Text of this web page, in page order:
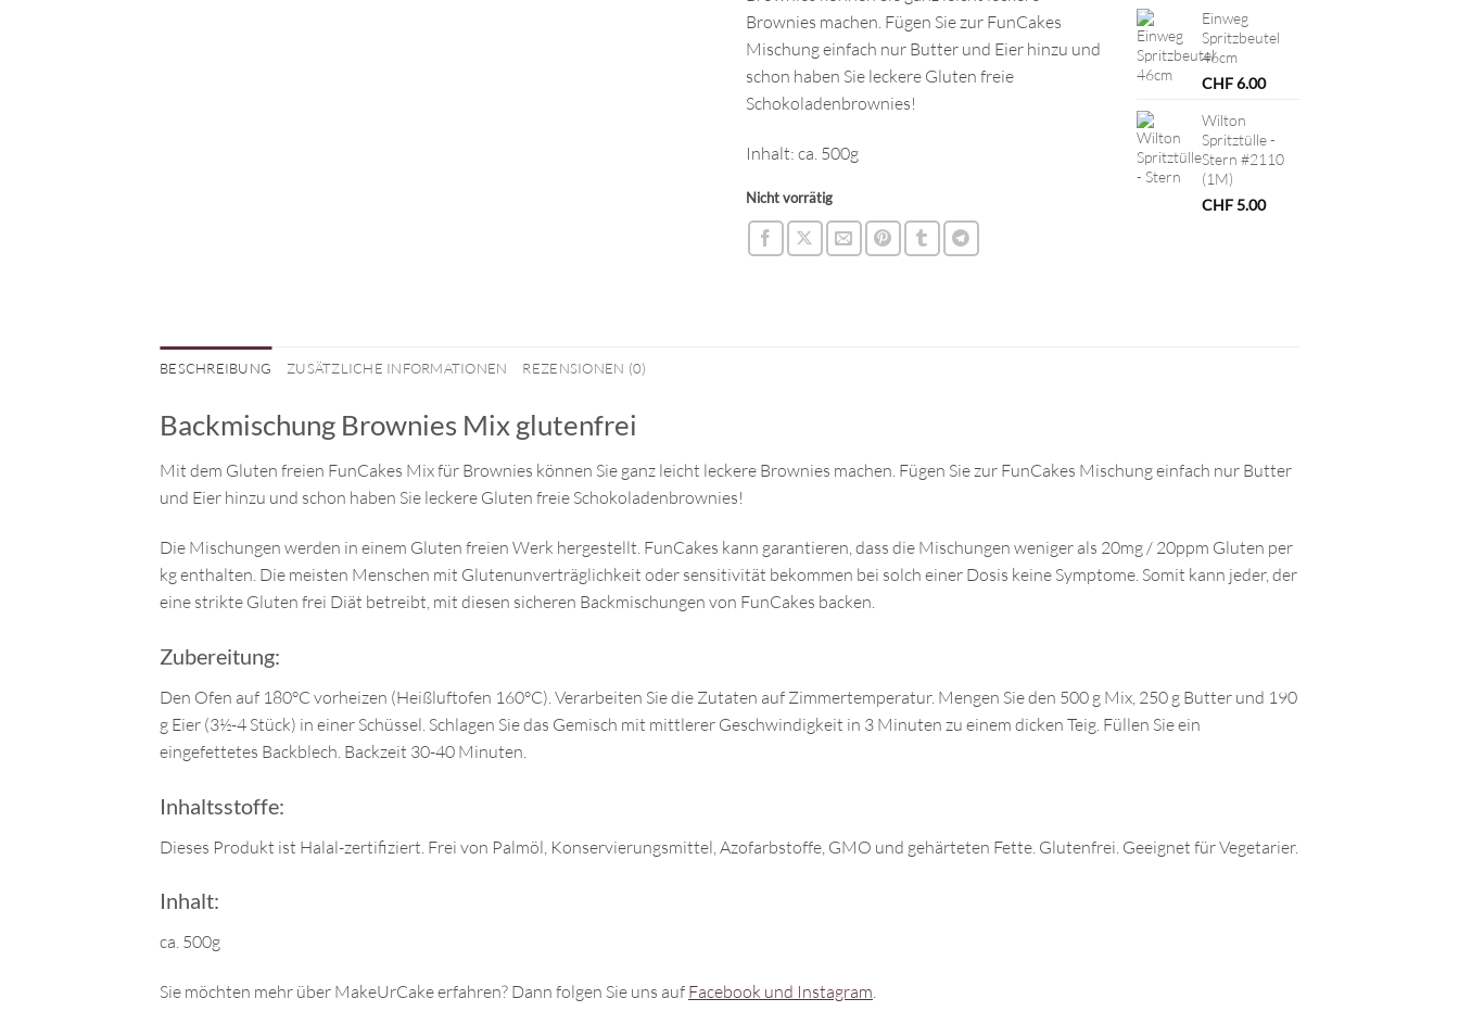
Brownies machen. Fügen Sie zur FunCakes
Mischung einfach nur Butter und Eier hinzu und
schon haben Sie leckere Gluten freie
Schokoladenbrownies!
Inhalt: ca. 500g
Nicht vorrätig
Einweg
Spritzbeutel
46cm
CHF6.00
Wilton
Spritztülle -
Stern #2110
(1M)
CHF5.00
BESCHREIBUNG ZUSÄTZLICHE INFORMATIONEN REZENSIONEN (0)
Backmischung Brownies Mix glutenfrei
Mit dem Gluten freien FunCakes Mix für Brownies können Sie ganz leicht leckere Brownies machen. Fügen Sie zur FunCakes Mischung einfach nur Butter
und Eier hinzu und schon haben Sie leckere Gluten freie Schokoladenbrownies!
Die Mischungen werden in einem Gluten freien Werk hergestellt. FunCakes kann garantieren, dass die Mischungen weniger als 20mg / 20ppm Gluten per
kg enthalten. Die meisten Menschen mit Glutenunverträglichkeit oder sensitivität bekommen bei solch einer Dosis keine Symptome. Somit kann jeder, der
eine strikte Gluten frei Diät betreibt, mit diesen sicheren Backmischungen von FunCakes backen.
Zubereitung:
Den Ofen auf 180°C vorheizen (Heißluftofen 160°C). Verarbeiten Sie die Zutaten auf Zimmertemperatur. Mengen Sie den 500 g Mix, 250 g Butter und 190
g Eier (3½-4 Stück) in einer Schüssel. Schlagen Sie das Gemisch mit mittlerer Geschwindigkeit in 3 Minuten zu einem dicken Teig. Füllen Sie ein
eingefettetes Backblech. Backzeit 30-40 Minuten.
Inhaltsstoffe:
Dieses Produkt ist Halal-zertifiziert. Frei von Palmöl, Konservierungsmittel, Azofarbstoffe, GMO und gehärteten Fette. Glutenfrei. Geeignet für Vegetarier.
Inhalt:
ca. 500g
Sie möchten mehr über MakeUrCake erfahren? Dann folgen Sie uns auf Facebook und Instagram.